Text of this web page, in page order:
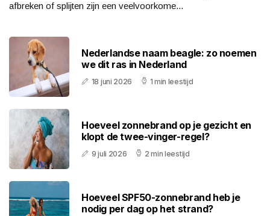
afbreken of splijten zijn een veelvoorkome...
Nederlandse naam beagle: zo noemen
we dit ras in Nederland
18 juni 2026 1 min leestijd
Hoeveel zonnebrand op je gezicht en
klopt de twee-vinger-regel?
9 juli 2026 2 min leestijd
Hoeveel SPF50-zonnebrand heb je
nodig per dag op het strand?